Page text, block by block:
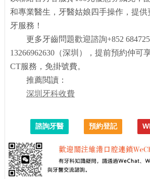
和專業醫生，牙醫姑娘四手操作，提
牙服務！
更多牙齒問題歡迎諮詢+852
13266962630（深圳），提前預約仲可
CT服務，免掛號費。
推薦閲讀：
深圳牙科收費
諮詢牙醫 預約登記